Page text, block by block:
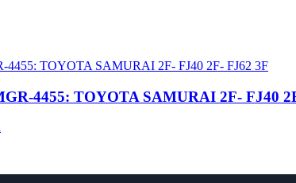
4455: TOYOTA SAMURAI 2F- FJ40